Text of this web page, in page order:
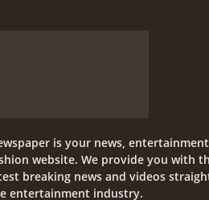
is your news,
website. We provide you with
breaking news and videos
entertainment industry.